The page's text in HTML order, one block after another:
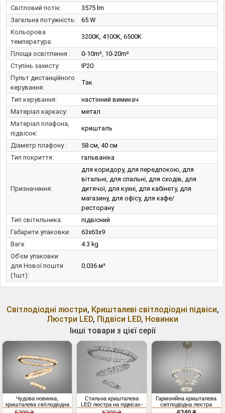
Світловий потік:
3575 lm
Загальна потужність:
65 W
Кольорова
температура:
3200K, 4100K, 6500K
Площа освітлення :
0-10m², 10-20m²
Ступінь захисту:
IP20
Пульт дистанційного
керування:
Так
Тип керування:
настінний вимикач
Матеріал каркасу:
метал
Матеріал плафона,
підвісок:
кришталь
Діаметр плафону :
58 см, 40 см
Тип покриття:
гальваніка
Призначення:
для коридору, для передпокою, для
вітальні, для спальні, для сходів, для
дитячої, для кухні, для кабінету, для
магазину, для офісу, для кафе/
ресторану
Тип світильника:
підвісний
Габарити упаковки:
63x63x9
Вага:
4.3 kg
Об'єм упаковки
для Нової пошти
(1шт):
0.036 м³
Світлодіодні люстри, Кришталеві світлодіодні підвіси,
Люстри LED, Підвіси LED, Новинки
Інші товари з цієї серії
Чудова новинка,
кришталева світлодіодна
люстра кільця, 60W,
Стильна кришталева
LED люстра на підвісах-
тросах, 60W, хром
Гармонійна кришталева
світлодіодна люстра
підвісна, 66Вт, хром